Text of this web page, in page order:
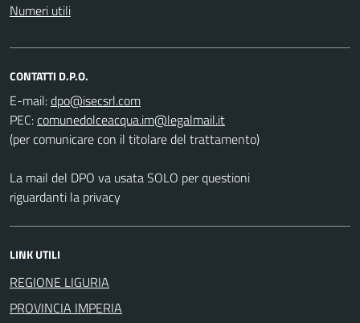
Numeri utili
CONTATTI D.P.O.
E-mail:
PEC:
(per comunicare con il titolare del trattamento)
La mail del DPO va usata SOLO per questioni
riguardanti la privacy
LINK UTILI
REGIONE LIGURIA
PROVINCIA IMPERIA